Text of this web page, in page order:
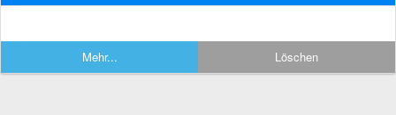
Mehr... Löschen